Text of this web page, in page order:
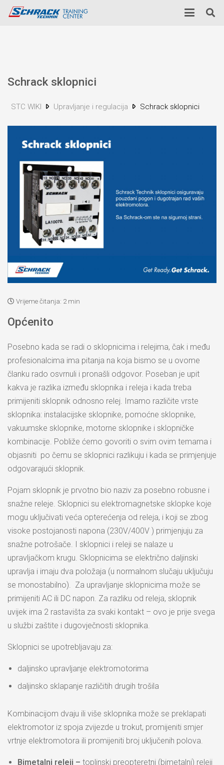
Schrack sklopnici
STC WIKI Upravljanje i regulacija Schrack sklopnici
Vrijeme čitanja: 2 min
Općenito
Posebno kada se radi o sklopnicima i relejima, čak i među
profesionalcima ima pitanja na koja bismo se u ovome
članku rado osvrnuli i pronašli odgovor. Poseban je upit
kakva je razlika između sklopnika i releja i kada treba
primijeniti sklopnik odnosno relej. Imamo različite vrste
sklopnika: instalacijske sklopnike, pomoćne sklopnike,
vakuumske sklopnike, motorne sklopnike i sklopničke
kombinacije. Pobliže ćemo govoriti o svim ovim temama i
objasniti po čemu se sklopnici razlikuju i kada se primjenjuje
odgovarajući sklopnik.
Pojam sklopnik je prvotno bio naziv za posebno robusne i
snažne releje. Sklopnici su elektromagnetske sklopke koje
mogu uključivati veća opterećenja od releja, i koji se zbog
visoke postojanosti napona (230V/400V ) primjenjuju za
snažne potrošače. I sklopnici i releji se nalaze u
upravljačkom krugu. Sklopnicima se električno daljinski
upravlja i imaju dva položaja (u normalnom slučaju uključuju
se monostabilno). Za upravljanje sklopnicima može se
primijeniti AC ili DC napon. Za razliku od releja, sklopnik
uvijek ima 2 rastavišta za svaki kontakt – ovo je prije svega
u službi zaštite i dugovječnosti sklopnika.
Sklopnici se upotrebljavaju za:
daljinsko upravljanje elektromotorima
daljinsko sklapanje različitih drugih trošila
Kombinacijom dvaju ili više sklopnika može se preklapati
elektromotor iz spoja zvijezde u trokut, promijeniti smjer
vrtnje elektromotora ili promijeniti broj uključenih polova.
Bimetalni releji – toplinski preopteretni (bimetalni) releji